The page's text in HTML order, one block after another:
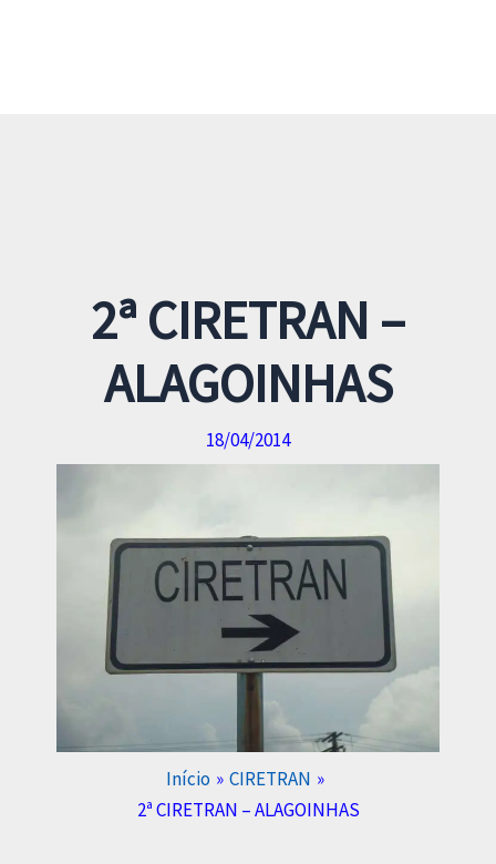
2ª CIRETRAN –
ALAGOINHAS
18/04/2014
Início
CIRETRAN
2ª CIRETRAN – ALAGOINHAS